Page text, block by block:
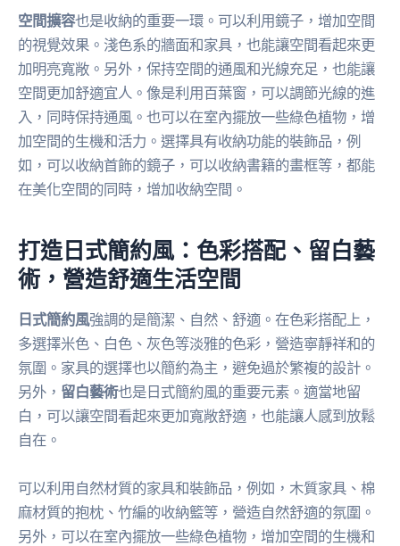
空間擴容也是收納的重要一環。可以利用鏡子，增加空間
的視覺效果。淺色系的牆面和家具，也能讓空間看起來更
加明亮寬敞。另外，保持空間的通風和光線充足，也能讓
空間更加舒適宜人。像是利用百葉窗，可以調節光線的進
入，同時保持通風。也可以在室內擺放一些綠色植物，增
加空間的生機和活力。選擇具有收納功能的裝飾品，例
如，可以收納首飾的鏡子，可以收納書籍的畫框等，都能
在美化空間的同時，增加收納空間。
打造日式簡約風：色彩搭配、留白藝
術，營造舒適生活空間
日式簡約風強調的是簡潔、自然、舒適。在色彩搭配上，
多選擇米色、白色、灰色等淡雅的色彩，營造寧靜祥和的
氛圍。家具的選擇也以簡約為主，避免過於繁複的設計。
另外， 留白藝術也是日式簡約風的重要元素。適當地留
白，可以讓空間看起來更加寬敞舒適，也能讓人感到放鬆
自在。
可以利用自然材質的家具和裝飾品，例如，木質家具、棉
麻材質的抱枕、竹編的收納籃等，營造自然舒適的氛圍。
另外，可以在室內擺放一些綠色植物，增加空間的生機和